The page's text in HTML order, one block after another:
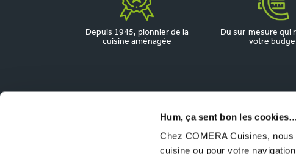
Hum, ça sent bon les
Chez COMERA Cuisines,
cuisine ou pour votre
Depuis 1945, pionnier de la
cuisine aménagée
Du sur-mesure qui
votre